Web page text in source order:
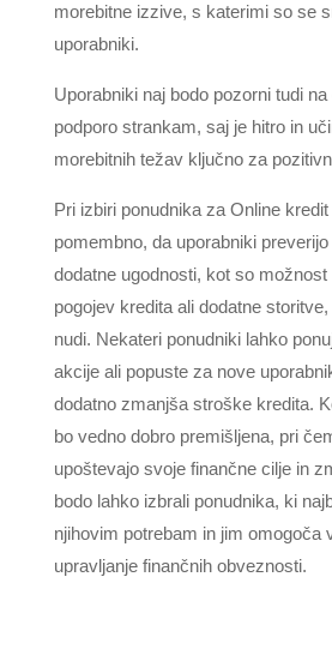
morebitne izzive, s katerimi so se
uporabniki.
Uporabniki naj bodo pozorni tudi
podporo strankam, saj je hitro in
morebitnih težav ključno za
Pri izbiri ponudnika za Online
pomembno, da uporabniki
dodatne ugodnosti, kot so možnost
pogojev kredita ali dodatne
nudi. Nekateri ponudniki lahko
akcije ali popuste za nove
dodatno zmanjša stroške kredita.
bo vedno dobro premišljena, pri
upoštevajo svoje finančne cilje in
bodo lahko izbrali ponudnika, ki
njihovim potrebam in jim omogoča
upravljanje finančnih obveznosti.